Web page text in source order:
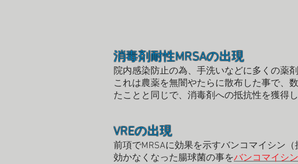
消毒剤耐性MRSAの出現
院内感染防止の為、手洗いなどに多くの薬
これは農薬を無闇やたらに散布した事で、
たことと同じで、消毒剤への抵抗性を獲得
VREの出現
前項でMRSAに効果を示すバンコマイシン
効かなくなった腸球菌の事をバンコマイシ